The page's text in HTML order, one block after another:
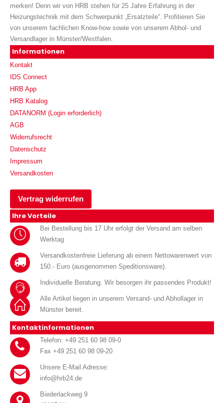
merken! Denn wir von HRB stehen für 25 Jahre Erfahrung in der
Heizungstechnik mit dem Schwerpunkt „Ersatzteile“. Profitieren Sie
von unserem fachlichen Know-how sowie von unserem Abhol- und
Versandlager in Münster/Westfalen.
Informationen
Kontakt
IDS Connect
HRB App
HRB Katalog
DATANORM (Login erforderlich)
AGB
Widerrufsrecht
Datenschutz
Impressum
Versandkosten
Vertrag widerrufen
Ihre Vorteile
Bei Bestellung bis 17 Uhr erfolgt der Versand am selben
Werktag
Versandkostenfreie Lieferung ab einem Nettowarenwert von
150.- Euro (ausgenommen Speditionsware).
Individuelle Beratung. Wir besorgen ihr passendes Produkt!
Alle Artikel liegen in unserem Versand- und Abhollager in
Münster bereit.
Kontaktinformationen
Telefon: +49 251 60 98 09-0
Fax +49 251 60 98 09-20
Unsere E-Mail Adresse:
info@hrb24.de
Biederlackweg 9